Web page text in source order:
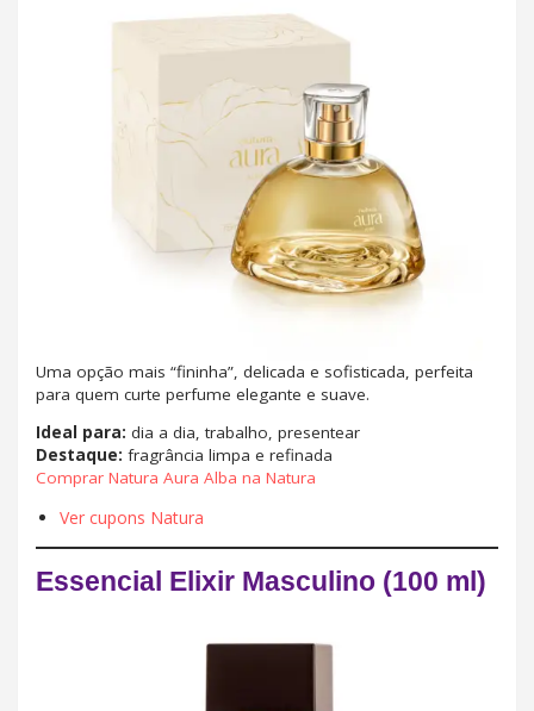
Uma opção mais “fininha”, delicada e sofisticada, perfeita
para quem curte perfume elegante e suave.
Ideal para: dia a dia, trabalho, presentear
Destaque: fragrância limpa e refinada
Comprar Natura Aura Alba na Natura
Ver cupons Natura
Essencial Elixir Masculino (100 ml)